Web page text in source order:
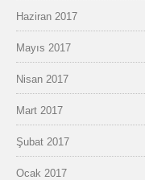
Haziran 2017
Mayıs 2017
Nisan 2017
Mart 2017
Şubat 2017
Ocak 2017